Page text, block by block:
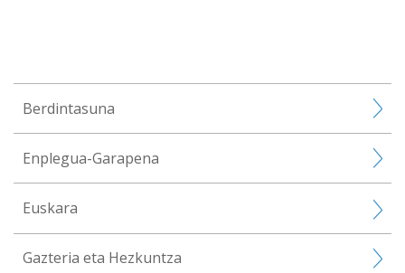
Berdintasuna
Enplegua-Garapena
Euskara
Gazteria eta Hezkuntza